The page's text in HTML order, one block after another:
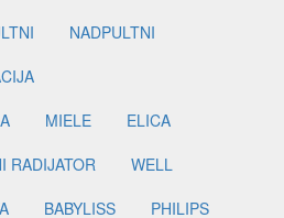
NADPULTNI
MIELE
ELICA
RADIJATOR
WELL
BABYLISS
PHILIPS